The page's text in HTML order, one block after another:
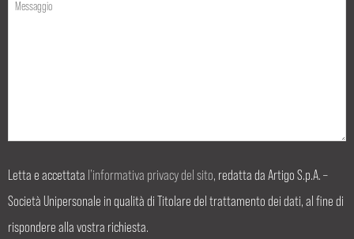
Letta e accettata l’informativa privacy del sito, redatta da Artigo S.p.A. –
Società Unipersonale in qualità di Titolare del trattamento dei dati, al fine di
rispondere alla vostra richiesta.